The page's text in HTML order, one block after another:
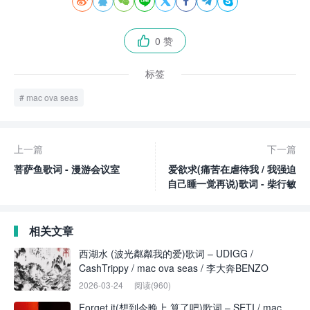
 0 赞
标签
mac ova seas
上一篇
菩萨鱼歌词 - 漫游会议室
下一篇
爱欲求(痛苦在虐待我 / 我强迫
自己睡一觉再说)歌词 - 柴行敏
相关文章
西湖水 (波光粼粼我的爱)歌词 – UDIGG /
CashTrippy / mac ova seas / 李大奔BENZO
2026-03-24 阅读(960)
Forget it(想到今晚上 算了吧)歌词 – SETI / mac